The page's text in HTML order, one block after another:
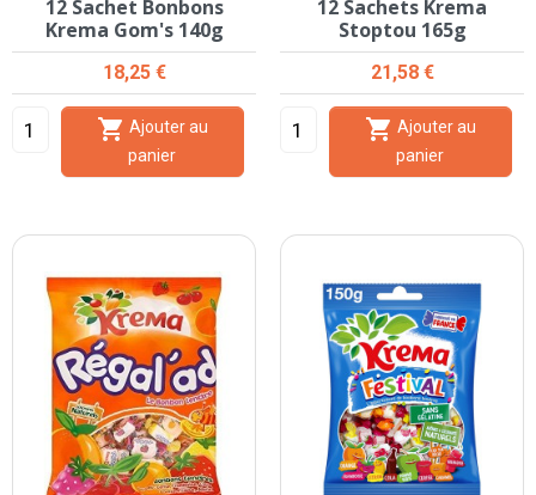
12 Sachet Bonbons
Krema Gom's 140g
Prix
18,25 €

panier
12 Sachets Krema
Stoptou 165g
Prix
21,58 €

panier